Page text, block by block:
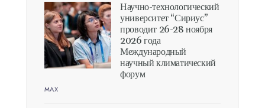
Научно-технологический
университет “Сириус”
проводит 26-28 ноября
2026 года
Международный
научный климатический
форум
MAX